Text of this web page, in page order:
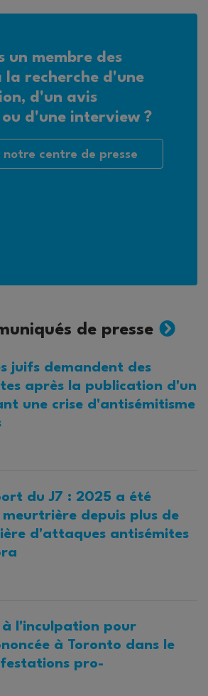
un membre des
la recherche d'une
d'un avis
d'une interview ?
notre centre de presse
de presse
juifs demandent des
après la publication d'un
une crise d'antisémitisme
du J7 : 2025 a été
meurtrière depuis plus de
d'attaques antisémites
à l'inculpation pour
à Toronto dans le
pro-